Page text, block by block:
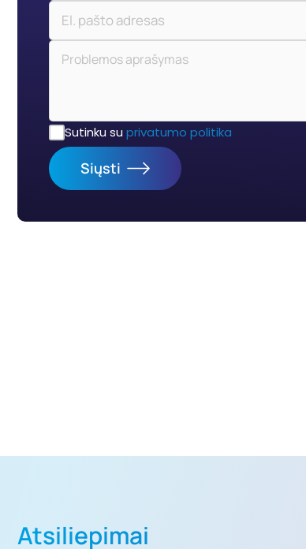
Sutinku su privatumo politika
Siųsti
Atsiliepimai